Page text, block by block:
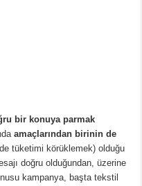
bir konuya parmak
amaçlarından birinin de
tüketimi körüklemek) olduğu
doğru olduğundan, üzerine
kampanya, başta tekstil